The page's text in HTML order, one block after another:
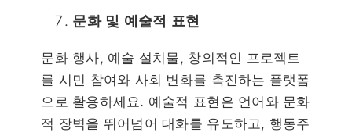
문화 및 예술적 표현
문화 행사, 예술 설치물, 창의적인 프로젝트
를 시민 참여와 사회 변화를 촉진하는 플랫폼
으로 활용하세요. 예술적 표현은 언어와 문화
적 장벽을 뛰어넘어 대화를 유도하고, 행동주